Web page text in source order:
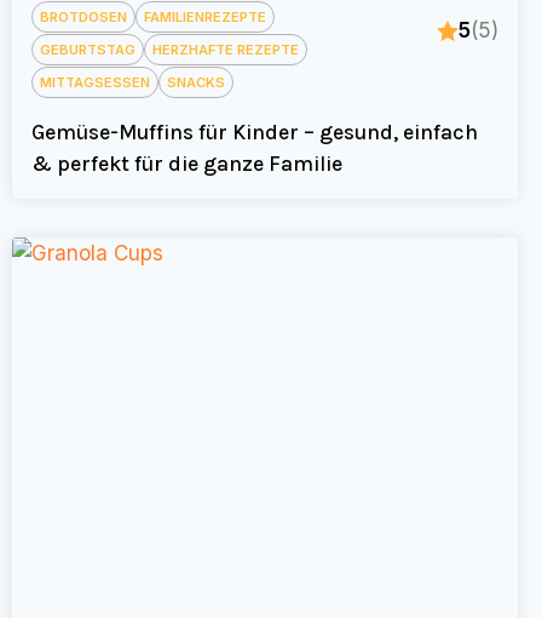
BROTDOSEN
FAMILIENREZEPTE
GEBURTSTAG
HERZHAFTE REZEPTE
MITTAGSESSEN
SNACKS
5(5)
Gemüse-Muffins für Kinder – gesund, einfach
& perfekt für die ganze Familie